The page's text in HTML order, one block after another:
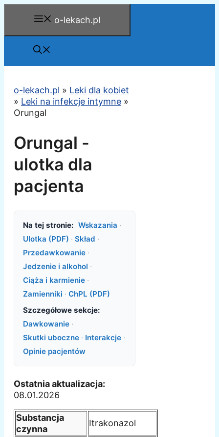
o-lekach.pl
o-lekach.pl » Leki dla kobiet
» Leki na infekcje intymne »
Orungal
Orungal -
ulotka dla
pacjenta
Na tej stronie: Wskazania ·
Ulotka (PDF) · Skład ·
Przedawkowanie ·
Jedzenie i alkohol ·
Ciąża i karmienie ·
Zamienniki · ChPL (PDF)
Szczegółowe sekcje:
Dawkowanie ·
Skutki uboczne · Interakcje ·
Opinie pacjentów
Ostatnia aktualizacja:
08.01.2026
Substancja
czynna
Itrakonazol